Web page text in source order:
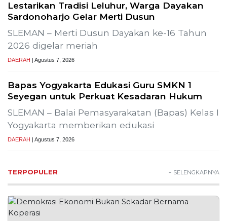
Lestarikan Tradisi Leluhur, Warga Dayakan
Sardonoharjo Gelar Merti Dusun
SLEMAN – Merti Dusun Dayakan ke-16 Tahun
2026 digelar meriah
DAERAH | Agustus 7, 2026
Bapas Yogyakarta Edukasi Guru SMKN 1
Seyegan untuk Perkuat Kesadaran Hukum
SLEMAN – Balai Pemasyarakatan (Bapas) Kelas I
Yogyakarta memberikan edukasi
DAERAH | Agustus 7, 2026
TERPOPULER + SELENGKAPNYA